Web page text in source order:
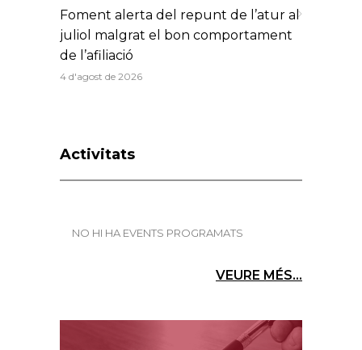
Foment alerta del repunt de l’atur al
juliol malgrat el bon comportament
de l’afiliació
4 d'agost de 2026
Activitats
NO HI HA EVENTS PROGRAMATS
VEURE MÉS...